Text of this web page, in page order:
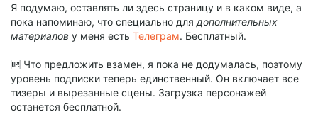
Я подумаю, оставлять ли здесь страницу и в каком виде, а
пока напоминаю, что специально для дополнительных
материалов у меня есть Телеграм. Бесплатный.
🆙 Что предложить взамен, я пока не додумалась, поэтому
уровень подписки теперь единственный. Он включает все
тизеры и вырезанные сцены. Загрузка персонажей
останется бесплатной.